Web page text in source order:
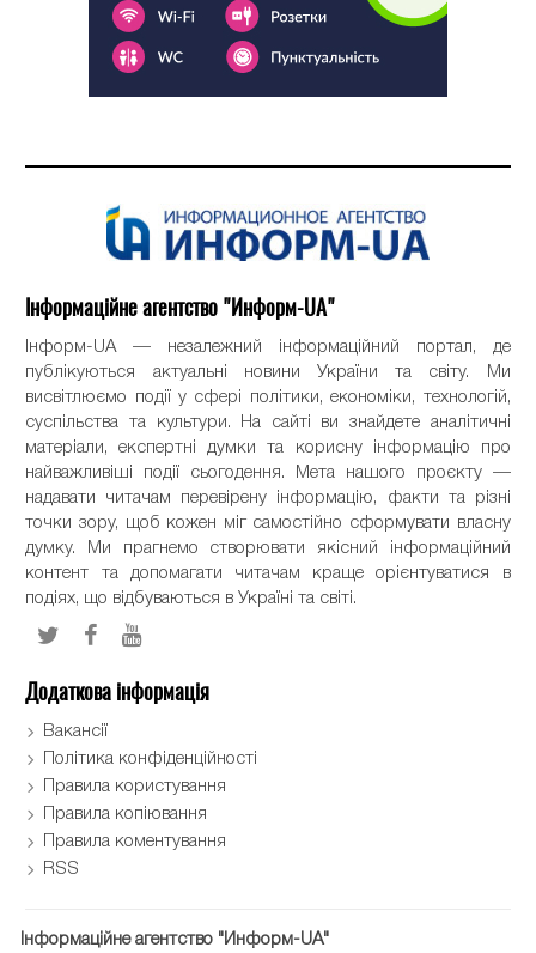
Інформаційне агентство "Информ-UA"
Інформ-UA — незалежний інформаційний портал, де
публікуються актуальні новини України та світу. Ми
висвітлюємо події у сфері політики, економіки, технологій,
суспільства та культури. На сайті ви знайдете аналітичні
матеріали, експертні думки та корисну інформацію про
найважливіші події сьогодення. Мета нашого проєкту —
надавати читачам перевірену інформацію, факти та різні
точки зору, щоб кожен міг самостійно сформувати власну
думку. Ми прагнемо створювати якісний інформаційний
контент та допомагати читачам краще орієнтуватися в
подіях, що відбуваються в Україні та світі.
Додаткова інформація
Вакансії
Політика конфіденційності
Правила користування
Правила копіювання
Правила коментування
RSS
Інформаційне агентство "Информ-UA"